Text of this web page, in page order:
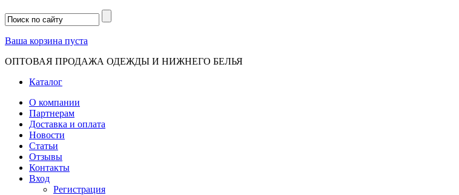
Ваша корзина пуста
ОПТОВАЯ ПРОДАЖА ОДЕЖДЫ И НИЖНЕГО БЕЛЬЯ
Каталог
О компании
Партнерам
Доставка и оплата
Новости
Статьи
Отзывы
Контакты
Вход
Регистрация